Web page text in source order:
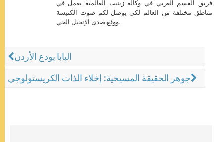
فريق القسم العربي في وكالة زينيت العالمية يعمل في
مناطق مختلفة من العالم لكي يوصل لكم صوت الكنيسة
ووقع صدى الإنجيل الحي.
البابا يودع الأردن
جوهر الحقيقة المسيحية: إخلاء الذات الكريستولوجي